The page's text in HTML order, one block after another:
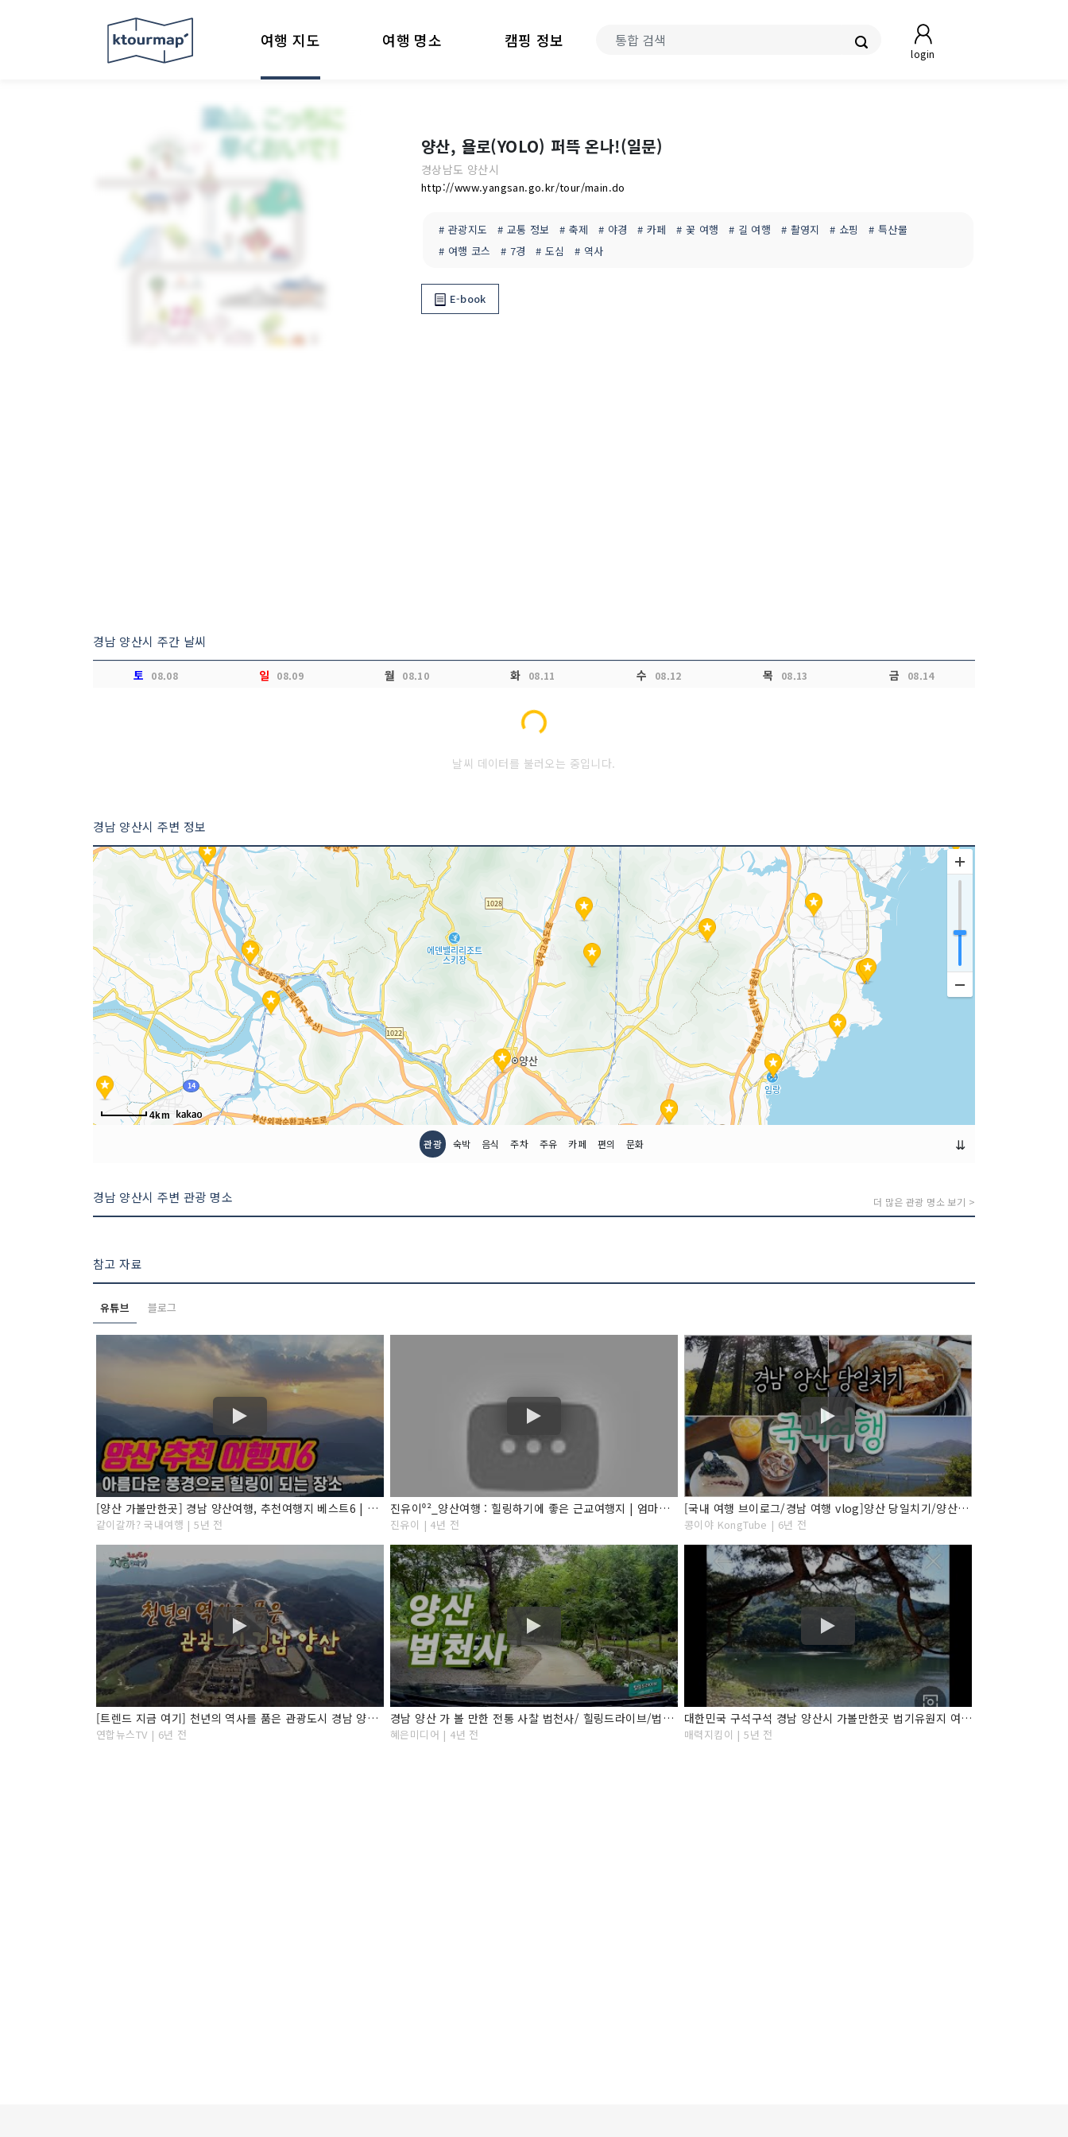
login
여행 지도 여행 명소 캠핑 정보
양산, 욜로(YOLO) 퍼뜩 온나!(일문)
경상남도 양산시
http://www.yangsan.go.kr/tour/main.do
# 관광지도 # 교통 정보 # 축제 # 야경 # 카페 # 꽃 여행 # 길 여행 # 촬영지 # 쇼핑
# 특산물
# 여행 코스
# 7경 # 도심 # 역사
E-book
경남 양산시 주간 날씨
토 08.08 일 08.09 월 08.10 화 08.11 수 08.12 목 08.13 금 08.14
Loading...
날씨 데이터를 불러오는 중입니다.
경남 양산시 주변 정보
4km
관광 숙박 음식 주차 주유 카페 편의 문화 ⇊
경남 양산시 주변 관광 명소 더 많은 관광 명소 보기 >
참고 자료
유튜브 블로그
[양산 가볼만한곳] 경남 양산여행, 추천여행지 베스트6 | 부산 근교 추천여행지
같이갈까? 국내여행 | 5년 전
진유이⁰²_양산여행 : 힐링하기에 좋은 근교여행지 | 엄마랑 당일치기
진유이 | 4년 전
[국내 여행 브이로그/경남 여행 vlog]양산 당일치기/양산 여행코스 추천
콩이야 KongTube | 6년 전
[트렌드 지금 여기] 천년의 역사를 품은 관광도시 경남 양산 / 연합뉴스TV (YonhapnewsTV)
연합뉴스TV | 6년 전
경남 양산 가 볼 만한 전통 사찰 법천사/ 힐링드라이브/법천사에 다녀왔습니다 /오늘도 좋은 밤 되세요.
혜은미디어 | 4년 전
대한민국 구석구석 경남 양산시 가볼만한곳 법기유원지 여행 양산명소
매력지킴이 | 5년 전